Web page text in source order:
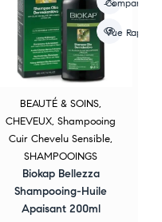
Compare
Vue Rapide
BEAUTÉ & SOINS,
CHEVEUX, Shampooing
Cuir Chevelu Sensible,
SHAMPOOINGS
Biokap Bellezza
Shampooing-Huile
Apaisant 200ml